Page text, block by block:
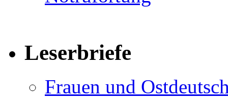
Leserbriefe
Frauen und